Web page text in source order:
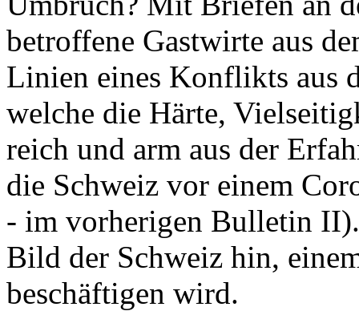
betroffene Gastwirte aus
Linien eines Konflikts aus
welche die Härte,
reich und arm aus der
die Schweiz vor einem
- im vorherigen Bulletin
Bild der Schweiz hin,
beschäftigen wird.